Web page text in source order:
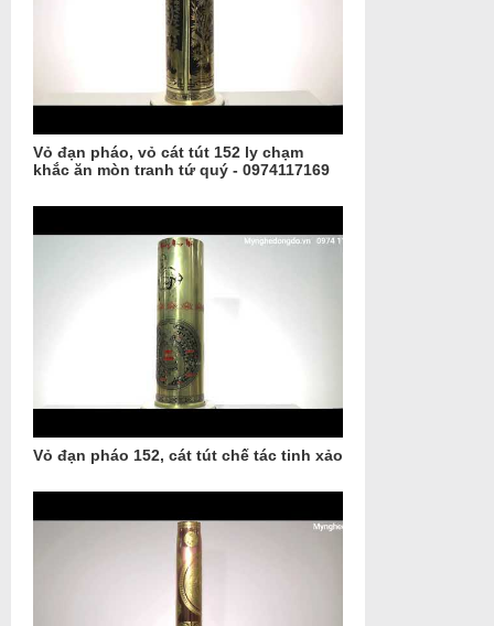
Vỏ đạn pháo, vỏ cát tút 152 ly chạm
khắc ăn mòn tranh tứ quý - 0974117169
Vỏ đạn pháo 152, cát tút chế tác tinh xảo